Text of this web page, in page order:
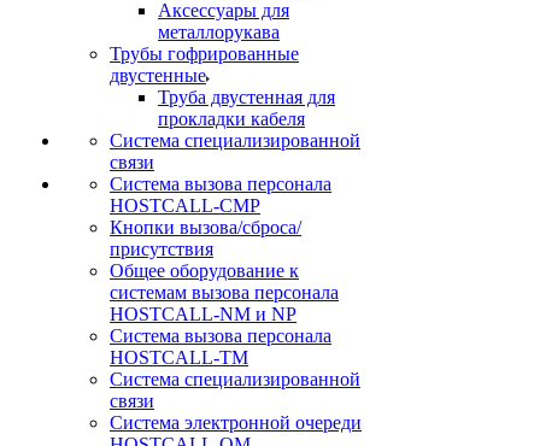
Аксессуары для
металлорукава
Трубы гофрированные
двустенные
Труба двустенная для
прокладки кабеля
Система специализированной
связи
Cистема вызова персонала
HOSTCALL-CMP
Кнопки вызова/сброса/
присутствия
Общее оборудование к
системам вызова персонала
HOSTCALL-NM и NP
Система вызова персонала
HOSTCALL-TM
Система специализированной
связи
Система электронной очереди